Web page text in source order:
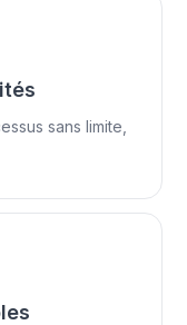
sans limite,